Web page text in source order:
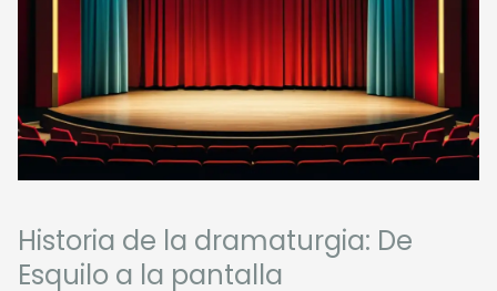
Historia de la dramaturgia: De
Esquilo a la pantalla